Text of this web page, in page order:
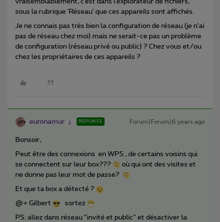
vraisemblablement, c’est dans l’explorateur de fichiers,
sous la rubrique ‘Réseau’ que ces appareils sont affichés.
Je ne connais pas très bien la configuration de réseau (je n’ai
pas de réseau chez moi) mais ne serait-ce pas un problème
de configuration (réseau privé ou public) ? Chez vous et/ou
chez les propriétaires de ces appareils ?
euronamur RÉPONSE Forum|Forum|6 years ago
Bonsoir,
Peut être des connexions en WPS , de certains voisins qui
se connectent sur leur box???
où qui ont des visites et
ne donne pas leur mot de passe?
Et que ta box a détecté ?
@+ Gilbert sortez
PS: allez dans réseau “invité et public” et désactiver la